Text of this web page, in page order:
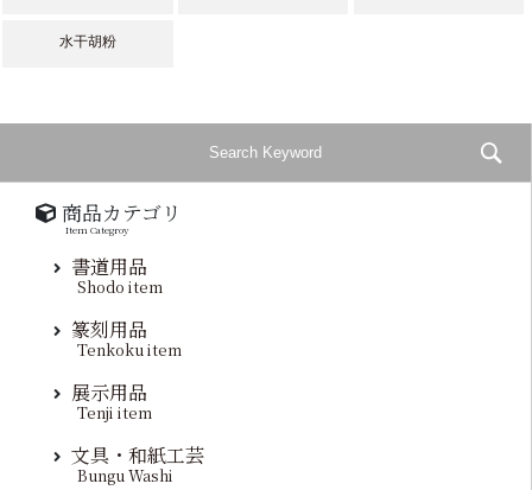
水干胡粉
商品カテゴリ
Item Categroy
書道用品
Shodo item
篆刻用品
Tenkoku item
展示用品
Tenji item
文具・和紙工芸
Bungu Washi